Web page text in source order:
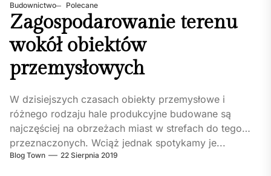
Budownictwo Polecane
Zagospodarowanie terenu
wokół obiektów
przemysłowych
W dzisiejszych czasach obiekty przemysłowe i
różnego rodzaju hale produkcyjne budowane są
najczęściej na obrzeżach miast w strefach do tego
przeznaczonych. Wciąż jednak spotykamy je...
Blog Town 22 Sierpnia 2019